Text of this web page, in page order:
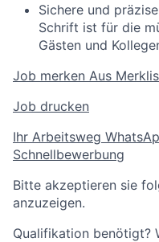
Sichere und
Schrift ist für die
Gästen und
Job merken Aus
Job drucken
Ihr Arbeitsweg
Schnellbewerbung
Bitte akzeptieren sie
anzuzeigen.
Qualifikation benötigt?